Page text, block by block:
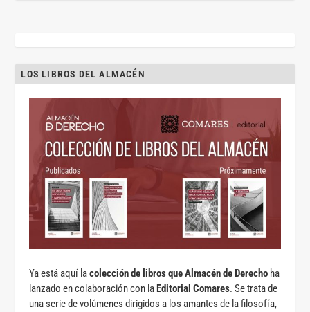
LOS LIBROS DEL ALMACÉN
Ya está aquí lacolección de libros que Almacén de Derecho ha
lanzado en colaboración con laEditorial Comares. Se trata de
una serie de volúmenes dirigidos a los amantes de la filosofía,